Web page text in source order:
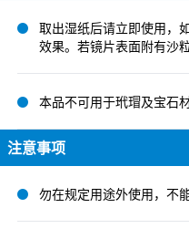
取出湿纸后请立即使用，
效果。若镜片表面附有沙
本品不可用于玳瑁及宝石
注意事项
勿在规定用途外使用，不